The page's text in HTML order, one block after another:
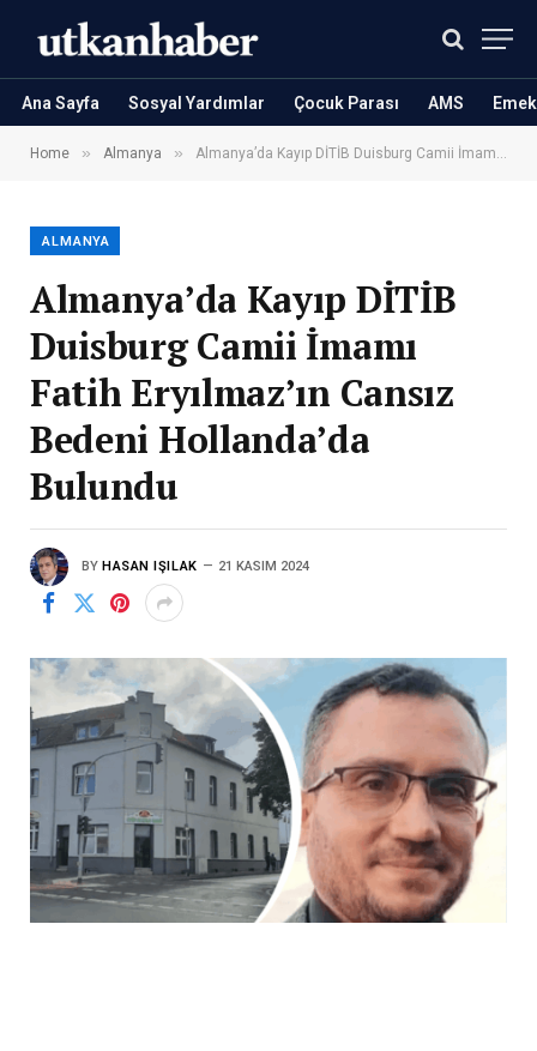
Ana Sayfa Sosyal Yardımlar Çocuk Parası AMS
Home » Almanya » Almanya’da Kayıp DİTİB Duisburg Camii İmamı Fatih Eryılmaz’ın Cansız Bedeni Hollanda’da Bulundu
ALMANYA
Almanya’da Kayıp DİTİB
Duisburg Camii İmamı
Fatih Eryılmaz’ın Cansız
Bedeni Hollanda’da
Bulundu
BY HASAN IŞILAK 21 KASIM 2024